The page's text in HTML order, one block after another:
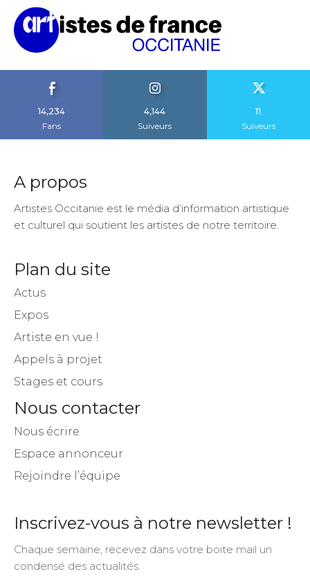
14,234
Fans
4,144
Suiveurs
11
Suiveurs
A propos
Artistes Occitanie est le média d’information artistique
et culturel qui soutient les artistes de notre territoire.
Plan du site
Actus
Expos
Artiste en vue !
Appels à projet
Stages et cours
Nous contacter
Nous écrire
Espace annonceur
Rejoindre l’équipe
Inscrivez-vous à notre newsletter !
Chaque semaine, recevez dans votre boite mail un
condensé des actualités.